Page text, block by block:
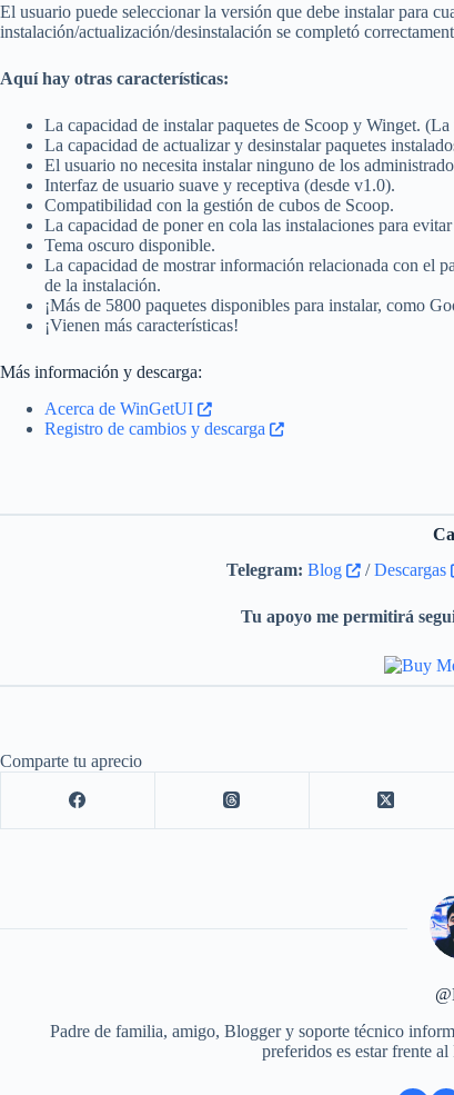
El usuario puede seleccionar la versión que debe instalar para
instalación/actualización/desinstalación se completó
Aquí hay otras características:
La capacidad de instalar paquetes de Scoop y Winget.
La capacidad de actualizar y desinstalar paquetes
El usuario no necesita instalar ninguno de los
Interfaz de usuario suave y receptiva (desde v1.0).
Compatibilidad con la gestión de cubos de Scoop.
La capacidad de poner en cola las instalaciones para
Tema oscuro disponible.
La capacidad de mostrar información relacionada con el
de la instalación.
¡Más de 5800 paquetes disponibles para instalar, como
¡Vienen más características!
Más información y descarga:
Acerca de WinGetUI
Registro de cambios y descarga
Telegram: Blog /Descargas
Tu apoyo me permitirá
Comparte tu aprecio
Padre de familia, amigo, Blogger y soporte técnico
preferidos es estar frente